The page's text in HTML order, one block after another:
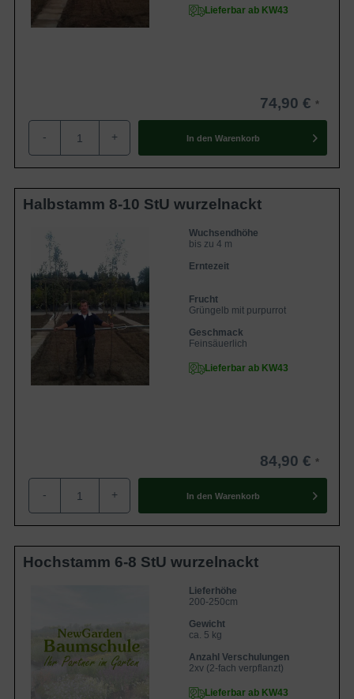
Lieferbar ab KW43
74,90 €
- + In den Warenkorb
Halbstamm 8-10 StU wurzelnackt
Wuchsendhöhe
bis zu 4 m
Erntezeit
Frucht
Grüngelb mit purpurrot
Geschmack
Feinsäuerlich
Lieferbar ab KW43
84,90 €
- + In den Warenkorb
Hochstamm 6-8 StU wurzelnackt
Lieferhöhe
200-250cm
Gewicht
ca. 5 kg
Anzahl Verschulungen
2xv (2-fach verpflanzt)
Lieferbar ab KW43